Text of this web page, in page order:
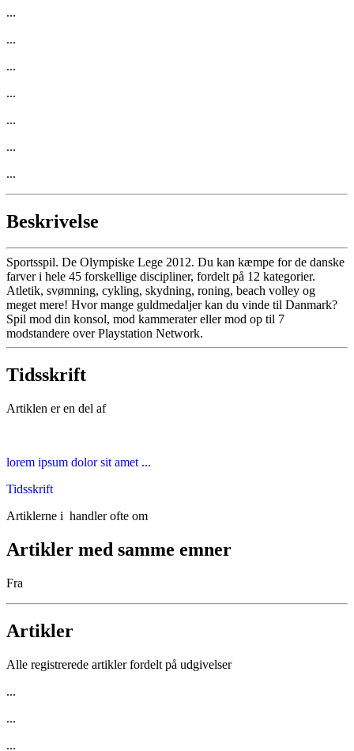
...
...
...
...
...
...
...
Beskrivelse
Sportsspil. De Olympiske Lege 2012. Du kan kæmpe for de danske
farver i hele 45 forskellige discipliner, fordelt på 12 kategorier.
Atletik, svømning, cykling, skydning, roning, beach volley og
meget mere! Hvor mange guldmedaljer kan du vinde til Danmark?
Spil mod din konsol, mod kammerater eller mod op til 7
modstandere over Playstation Network.
Tidsskrift
Artiklen er en del af
lorem ipsum dolor sit amet ...
Tidsskrift
Artiklerne i handler ofte om
Artikler med samme emner
Fra
Artikler
Alle registrerede artikler fordelt på udgivelser
...
...
...